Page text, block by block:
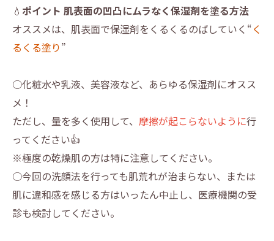
💧 ポイント 肌表面の凹凸にムラなく保湿剤を塗る方法
オススメは、肌表面で保湿剤をくるくるのばしていく“く
るくる塗り”
○化粧水や乳液、美容液など、あらゆる保湿剤にオスス
メ！
ただし、量を多く使用して、 摩擦が起こらないように行
ってください👍
※極度の乾燥肌の方は特に注意してください。
○今回の洗顔法を行っても肌荒れが治まらない、または
肌に違和感を感じる方はいったん中止し、医療機関の受
診も検討してください。